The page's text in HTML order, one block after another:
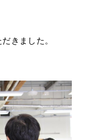
きました。